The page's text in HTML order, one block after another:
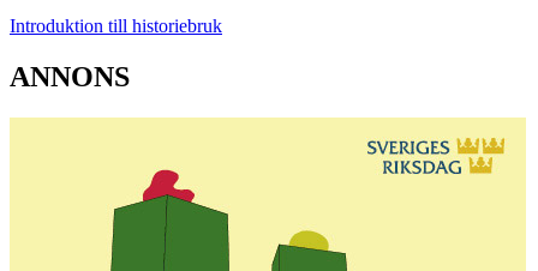
Introduktion till historiebruk
ANNONS